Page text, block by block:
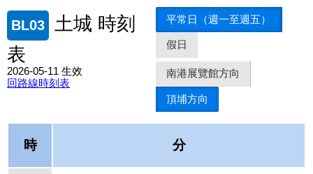
BL03
土城 時刻
表
2026-05-11 生效
回路線時刻表
平常日（週一至週五）
假日
南港展覽館方向
頂埔方向
時 分